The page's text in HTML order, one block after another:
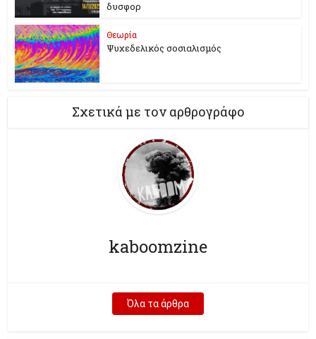
δυσφορ
Θεωρία
Ψυχεδελικός σοσιαλισμός
Σχετικά με τον αρθρογράφο
kaboomzine
Όλα τα άρθρα